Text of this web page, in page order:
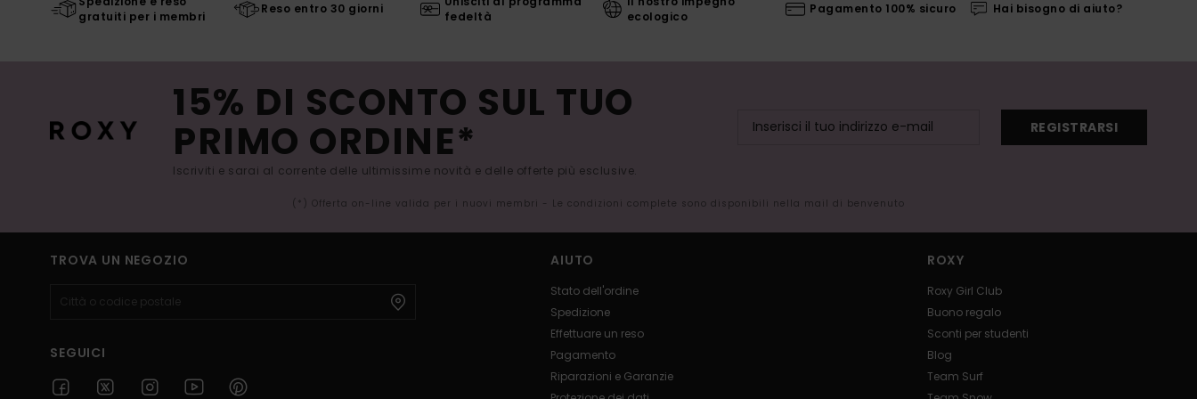
gratuiti per i membri
Reso entro 30 giorni
fedeltà
ecologico
Pagamento 100% sicuro Hai bisogno di aiuto?
15% DI SCONTO SUL TUO
PRIMO ORDINE*
Iscriviti e sarai al corrente delle ultimissime novità e delle offerte più esclusive.
REGISTRARSI
(*) Offerta on-line valida per i nuovi membri - Le condizioni complete sono disponibili nella mail di benvenuto
TROVA UN NEGOZIO
SEGUICI
AIUTO
Stato dell'ordine
Spedizione
Effettuare un reso
Pagamento
Riparazioni e Garanzie
ROXY
Roxy Girl Club
Buono regalo
Sconti per studenti
Blog
Team Surf